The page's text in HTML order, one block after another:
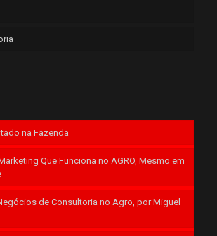
na Fazenda
Que Funciona no AGRO, Mesmo em
de Consultoria no Agro, por Miguel